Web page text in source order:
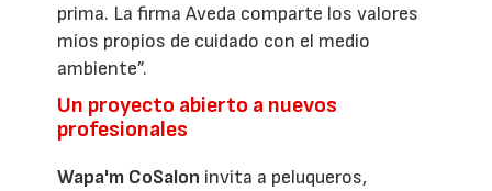
prima. La firma Aveda comparte los valores
míos propios de cuidado con el medio
ambiente”.
Un proyecto abierto a nuevos
profesionales
Wapa'm CoSalon invita a peluqueros,